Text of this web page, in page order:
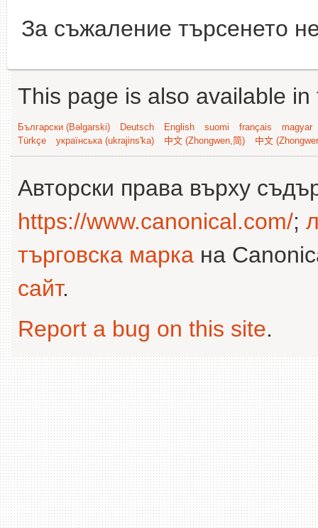
За съжаление търсенето
This page is also available
Български (Bəlgarski) Deutsch English suomi français
magyar
Türkçe
українська (ukrajins'ka) 中文 (Zhongwen,简) 中文
Авторски права върху
https://www.canonical.com/;
търговска марка на
сайт.
Report a bug on this site.